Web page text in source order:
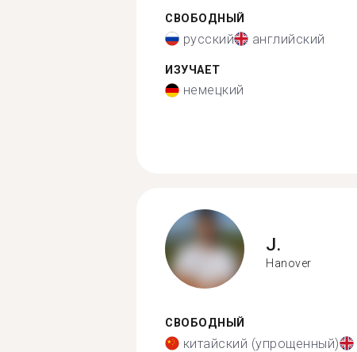
СВОБОДНЫЙ
русский английский
ИЗУЧАЕТ
немецкий
J.
Hanover
СВОБОДНЫЙ
китайский (упрощенный)